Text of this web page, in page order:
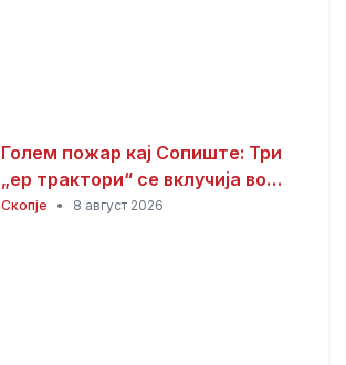
Голем пожар кај Сопиште: Три
„ер трактори“ се вклучија во
гаснењето, гори
Скопје • 8 август 2026